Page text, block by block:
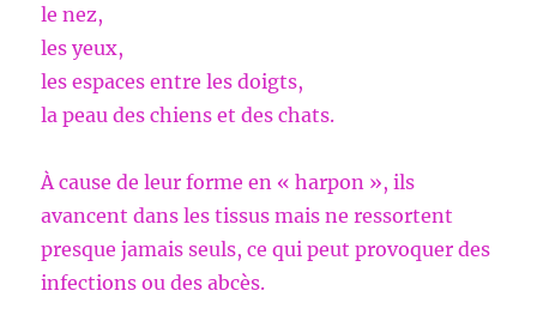
le nez,
les yeux,
les espaces entre les doigts,
la peau des chiens et des chats.
À cause de leur forme en « harpon », ils
avancent dans les tissus mais ne ressortent
presque jamais seuls, ce qui peut provoquer des
infections ou des abcès.